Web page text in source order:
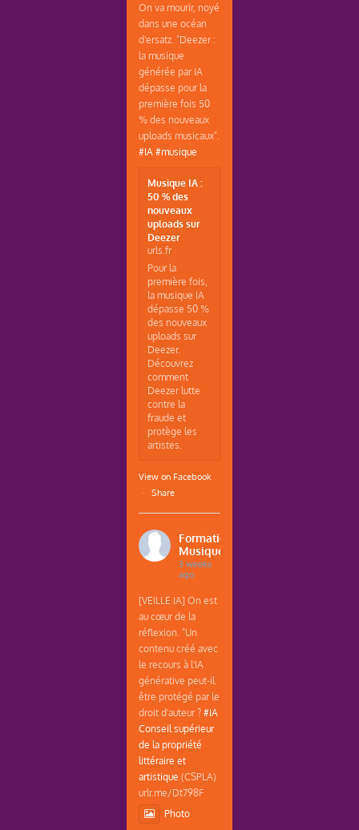
On va mourir, noyé
dans une océan
d'ersatz. "Deezer :
la musique
générée par IA
dépasse pour la
première fois 50
% des nouveaux
uploads musicaux".
#IA#musique
Musique IA :
50 % des
nouveaux
uploads sur
Deezer
urls.fr
Pour la
première fois,
la musique IA
dépasse 50 %
des nouveaux
uploads sur
Deezer.
Découvrez
comment
Deezer lutte
contre la
fraude et
protège les
artistes.
View on Facebook
·
Share
Formations
Musique
3 weeks
ago
[VEILLE IA] On est
au cœur de la
réflexion. "Un
contenu créé avec
le recours à l'IA
générative peut-il
être protégé par le
droit d'auteur ?#IA
Conseil supérieur
de la propriété
littéraire et
artistique (CSPLA)
urlr.me/Dt798F
Photo